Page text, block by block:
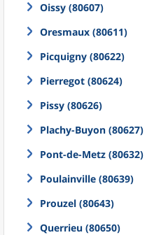
Oissy (80607)
Oresmaux (80611)
Picquigny (80622)
Pierregot (80624)
Pissy (80626)
Plachy-Buyon (80627)
Pont-de-Metz (80632)
Poulainville (80639)
Prouzel (80643)
Querrieu (80650)